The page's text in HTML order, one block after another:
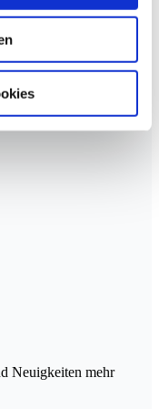
Neuigkeiten mehr